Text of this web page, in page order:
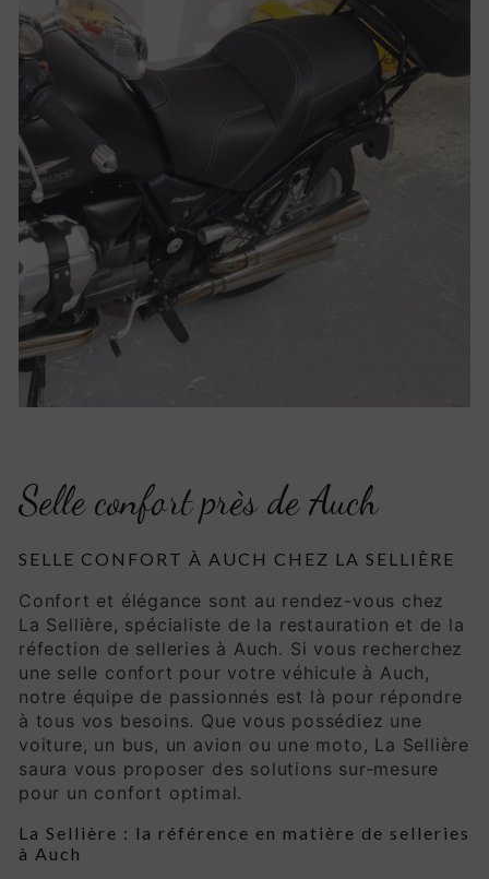
Selle confort près de Auch
SELLE CONFORT À AUCH CHEZ LA SELLIÈRE
Confort et élégance sont au rendez-vous chez
La Sellière, spécialiste de la restauration et de la
réfection de selleries à Auch. Si vous recherchez
une selle confort pour votre véhicule à Auch,
notre équipe de passionnés est là pour répondre
à tous vos besoins. Que vous possédiez une
voiture, un bus, un avion ou une moto, La Sellière
saura vous proposer des solutions sur-mesure
pour un confort optimal.
La Sellière : la référence en matière de selleries
à Auch